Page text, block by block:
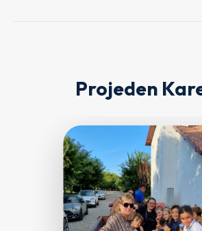
Projeden